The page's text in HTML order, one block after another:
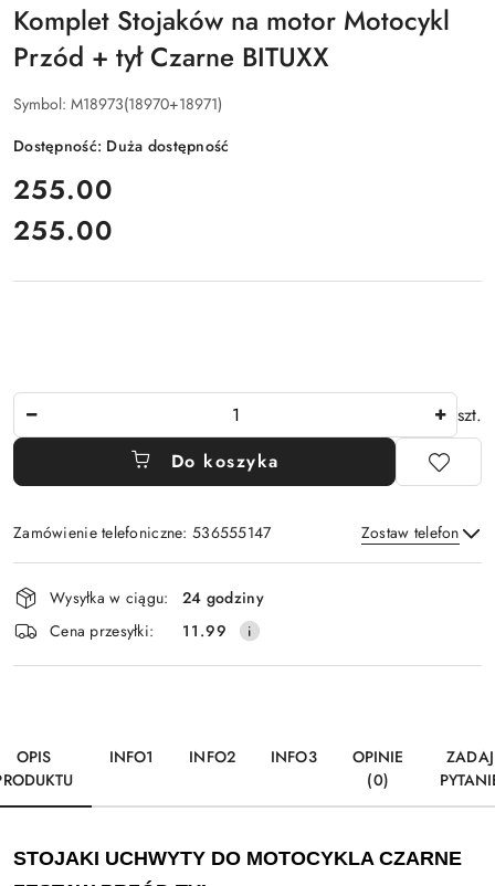
Komplet Stojaków na motor Motocykl
Przód + tył Czarne BITUXX
Symbol: M18973(18970+18971)
Dostępność: Duża dostępność
cena:
255.00
Cena:
255.00
szt.
Do koszyka
Zamówienie telefoniczne: 536555147 Zostaw telefon
Wyślij
Dostępność
i
dostawa
Wysyłka w ciągu:
24 godziny
Cena przesyłki:
11.99
OPIS
INFO1 INFO2 INFO3
OPINIE
(0)
ZADAJ
STOJAKI UCHWYTY DO MOTOCYKLA CZARNE